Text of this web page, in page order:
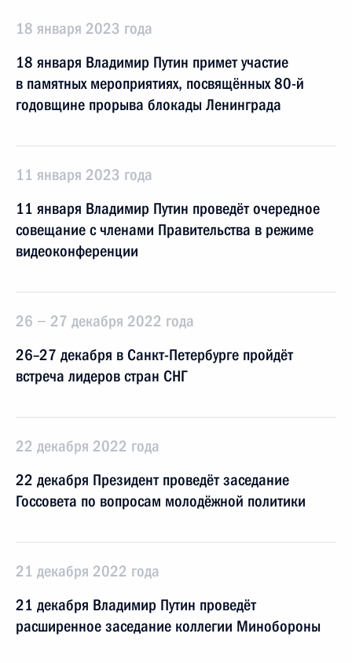
18 января 2023 года
18 января Владимир Путин примет участие
в памятных мероприятиях, посвящённых 80-й
годовщине прорыва блокады Ленинграда
11 января 2023 года
11 января Владимир Путин проведёт очередное
совещание с членами Правительства в режиме
видеоконференции
26 − 27 декабря 2022 года
26–27 декабря в Санкт-Петербурге пройдёт
встреча лидеров стран СНГ
22 декабря 2022 года
22 декабря Президент проведёт заседание
Госсовета по вопросам молодёжной политики
21 декабря 2022 года
21 декабря Владимир Путин проведёт
расширенное заседание коллегии Минобороны